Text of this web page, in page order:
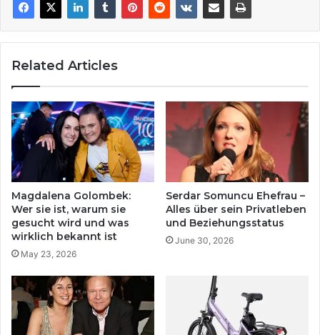
Related Articles
Magdalena Golombek:
Wer sie ist, warum sie
gesucht wird und was
wirklich bekannt ist
May 23, 2026
Serdar Somuncu Ehefrau –
Alles über sein Privatleben
und Beziehungsstatus
June 30, 2026